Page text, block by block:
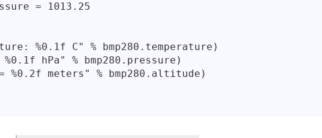
= 1013.25
%0.1f C" % bmp280.temperature)
hPa" % bmp280.pressure)
%0.2f meters" % bmp280.altitude)